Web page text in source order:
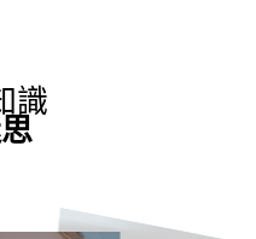
識